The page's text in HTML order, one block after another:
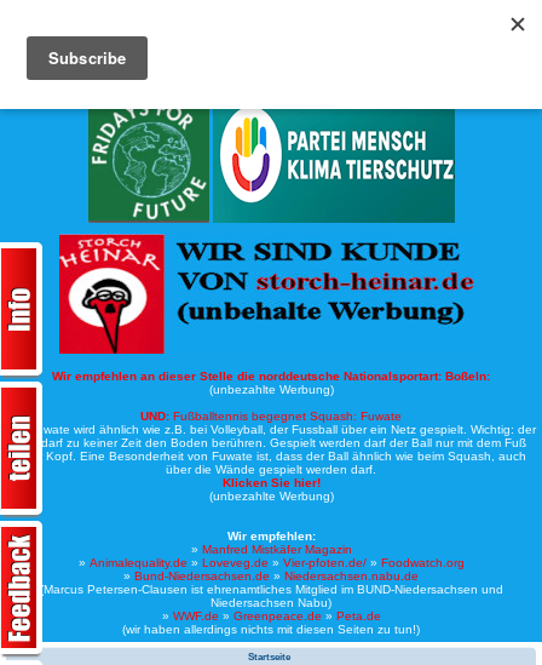
Wir empfehlen an dieser Stelle die norddeutsche Nationalsportart: Boßeln:
(unbezahlte Werbung)
UND: Fußballtennis begegnet Squash: Fuwate
Bei Fuwate wird ähnlich wie z.B. bei Volleyball, der Fussball über ein Netz gespielt. Wichtig: der
Ball darf zu keiner Zeit den Boden berühren. Gespielt werden darf der Ball nur mit dem Fuß
oder Kopf. Eine Besonderheit von Fuwate ist, dass der Ball ähnlich wie beim Squash, auch
über die Wände gespielt werden darf.
Klicken Sie hier!
(unbezahlte Werbung)
Wir empfehlen:
» Manfred Mistkäfer Magazin
» Animalequality.de » Loveveg.de » Vier-pfoten.de/» Foodwatch.org
» Bund-Niedersachsen.de » Niedersachsen.nabu.de
(Marcus Petersen-Clausen ist ehrenamtliches Mitglied im BUND-Niedersachsen und
Niedersachsen Nabu)
» WWF.de » Greenpeace.de » Peta.de
(wir haben allerdings nichts mit diesen Seiten zu tun!)
Startseite